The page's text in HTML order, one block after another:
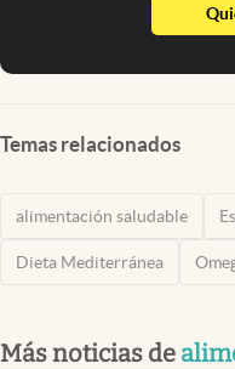
Temas relacionados
alimentación saludable
Dieta Mediterránea
Más noticias de